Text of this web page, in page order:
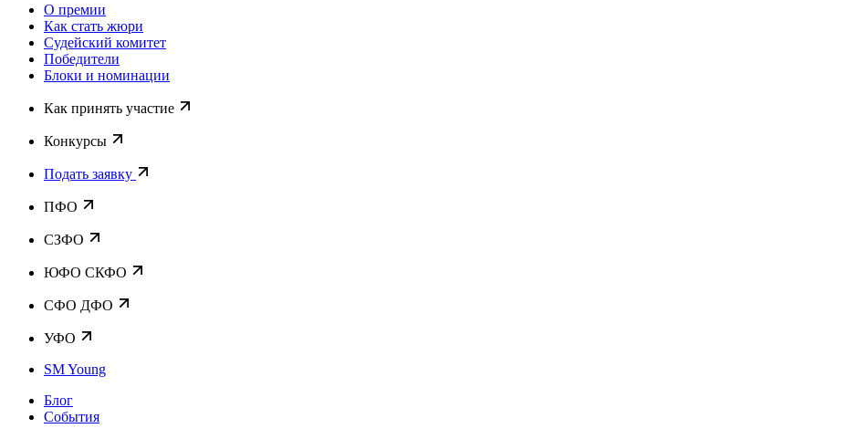
О премии
Как стать жюри
Судейский комитет
Победители
Блоки и номинации
Как принять участие
Конкурсы
Подать заявку
ПФО
СЗФО
ЮФО СКФО
CФО ДФО
УФО
SM Young
Блог
События